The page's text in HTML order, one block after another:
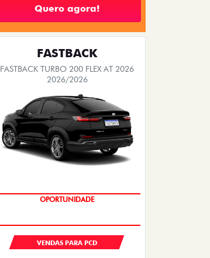
Quero agora!
FASTBACK
FASTBACK TURBO 200 FLEX AT 2026
2026/2026
OPORTUNIDADE
VENDAS PARA PCD